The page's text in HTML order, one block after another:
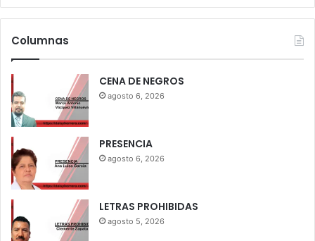
Columnas
CENA DE NEGROS
agosto 6, 2026
PRESENCIA
agosto 6, 2026
LETRAS PROHIBIDAS
agosto 5, 2026